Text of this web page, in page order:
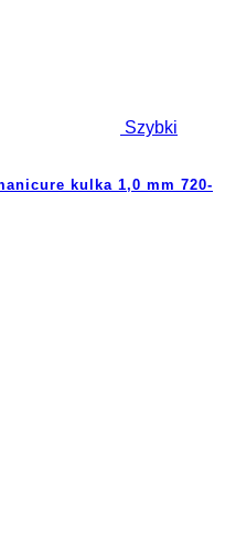
Szybki
kulka 1,0 mm 720-